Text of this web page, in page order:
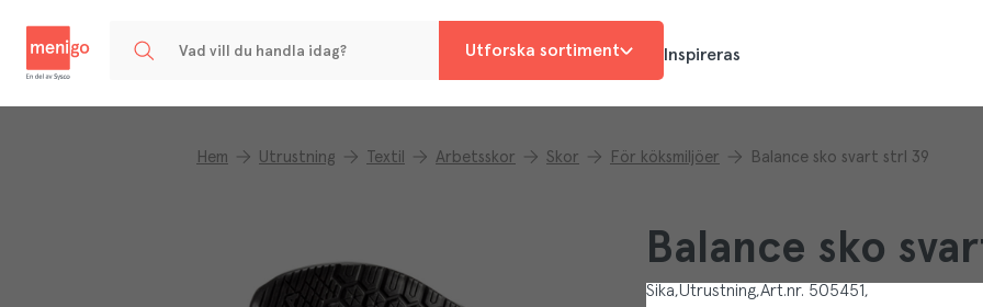
Utforska sortiment Inspireras
Hem Utrustning Textil Arbetsskor Skor För köksmiljöer Balance sko svart strl 39
Balance sko
Sika Utrustning Art.nr. 505451